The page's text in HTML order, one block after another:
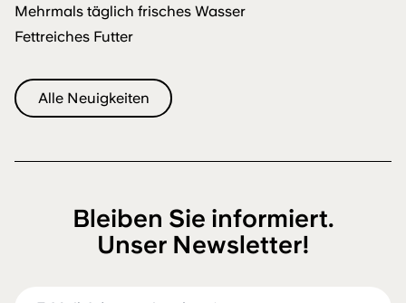
Mehrmals täglich frisches Wasser
Fettreiches Futter
Alle Neuigkeiten
Bleiben Sie informiert.
Unser Newsletter!